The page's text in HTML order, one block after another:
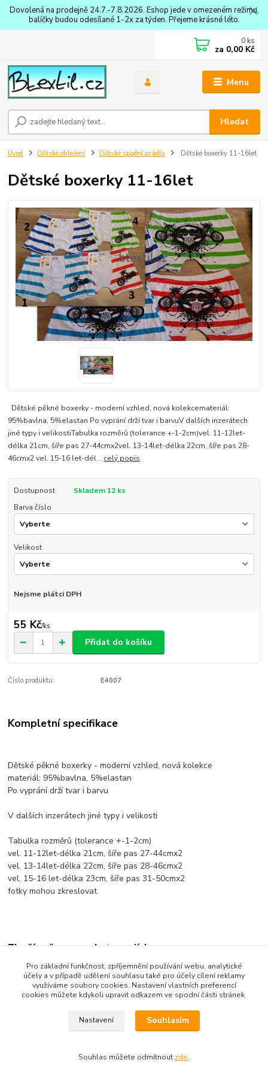
Dovolená na prodejně 24.7.-7.8.2026. Eshop jede v omezeném režimu,
balíčky budou odesílané 1-2x za týden. Přejeme krásné léto.
Menu
Hledat
0 ks
za 0,00 Kč
Úvod Dětské oblečení Dětské spodní prádlo Dětské boxerky 11-16let
Dětské boxerky 11-16let
Dětské pěkné boxerky - moderní vzhled, nová kolekcemateriál:
95%bavlna, 5%elastan Po vyprání drží tvar i barvuV dalších inzerátech
jiné typy i velikostiTabulka rozměrů (tolerance +-1-2cm)vel. 11-12let-
délka 21cm, šíře pas 27-44cmx2vel. 13-14let-délka 22cm, šíře pas 28-
46cmx2 vel. 15-16 let-dél... celý popis
Dostupnost
Skladem 12 ks
Barva číslo
Velikost
Nejsme plátci DPH
55 Kč/ks
Přidat do košíku
Číslo produktu: E4007
Kompletní specifikace
Dětské pěkné boxerky - moderní vzhled, nová kolekce
materiál: 95%bavlna, 5%elastan
Po vyprání drží tvar i barvu
V dalších inzerátech jiné typy i velikosti
Tabulka rozměrů (tolerance +-1-2cm)
vel. 11-12let-délka 21cm, šíře pas 27-44cmx2
vel. 13-14let-délka 22cm, šíře pas 28-46cmx2
vel. 15-16 let-délka 23cm, šíře pas 31-50cmx2
fotky mohou zkreslovat
Zboží zařazeno v kategoriích
Dětské oblečení
Dětské spodní prádlo
Pro základní funkčnost, zpříjemnění používání webu, analytické
účely a v případě udělení souhlasu také pro účely cílení reklamy
využíváme soubory cookies. Nastavení vlastních preferencí
cookies můžete kdykoli upravit odkazem ve spodní části stránek.
Nastavení Souhlasím
Souhlas můžete odmítnout zde.